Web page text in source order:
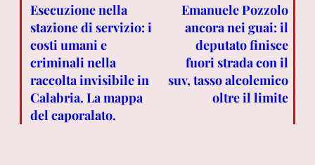
Esecuzione nella
stazione di servizio: i
costi umani e
criminali nella
raccolta invisibile in
Calabria. La mappa
del caporalato.
Emanuele Pozzolo
ancora nei guai: il
deputato finisce
fuori strada con il
suv, tasso alcolemico
oltre il limite